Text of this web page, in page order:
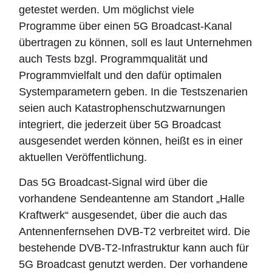
getestet werden. Um möglichst viele
Programme über einen 5G Broadcast-Kanal
übertragen zu können, soll es laut Unternehmen
auch Tests bzgl. Programmqualität und
Programmvielfalt und den dafür optimalen
Systemparametern geben. In die Testszenarien
seien auch Katastrophenschutzwarnungen
integriert, die jederzeit über 5G Broadcast
ausgesendet werden können, heißt es in einer
aktuellen Veröffentlichung.
Das 5G Broadcast-Signal wird über die
vorhandene Sendeantenne am Standort „Halle
Kraftwerk“ ausgesendet, über die auch das
Antennenfernsehen DVB-T2 verbreitet wird. Die
bestehende DVB-T2-Infrastruktur kann auch für
5G Broadcast genutzt werden. Der vorhandene